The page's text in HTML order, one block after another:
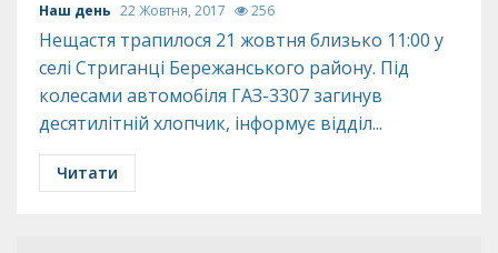
Наш день 22 Жовтня, 2017 256
Нещастя трапилося 21 жовтня близько 11:00 у
селі Стриганці Бережанського району. Під
колесами автомобіля ГАЗ-3307 загинув
десятилітній хлопчик, інформує відділ...
Читати